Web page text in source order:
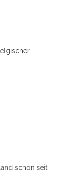
schon seit